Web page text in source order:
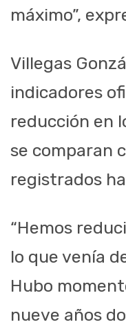
máximo”,
Villegas
indicadores
reducción en
se comparan
registrados
“Hemos
lo que venía
Hubo
nueve años